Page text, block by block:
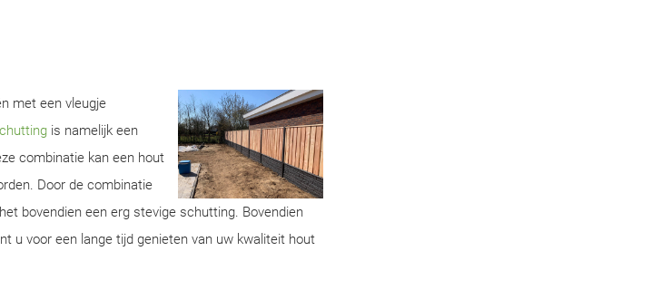
met een vleugje
is namelijk een
combinatie kan een hout
Door de combinatie
bovendien een erg stevige schutting. Bovendien
u voor een lange tijd genieten van uw kwaliteit hout